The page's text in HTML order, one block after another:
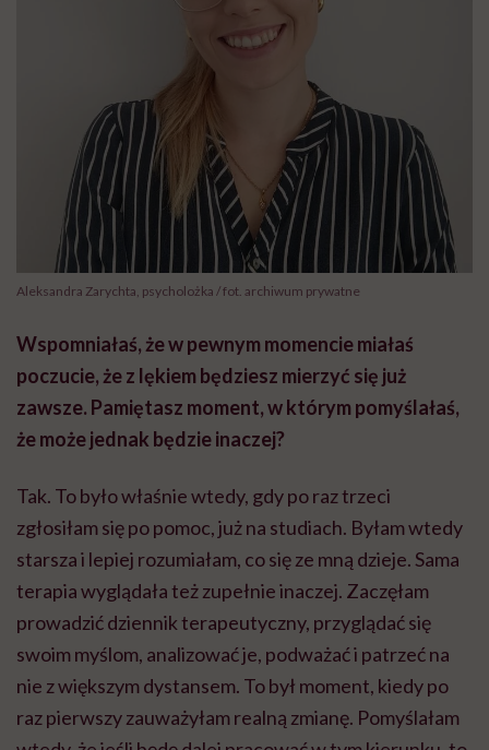
Aleksandra Zarychta, psycholożka / fot. archiwum prywatne
Wspomniałaś, że w pewnym momencie miałaś
poczucie, że z lękiem będziesz mierzyć się już
zawsze. Pamiętasz moment, w którym pomyślałaś,
że może jednak będzie inaczej?
Tak. To było właśnie wtedy, gdy po raz trzeci
zgłosiłam się po pomoc, już na studiach. Byłam wtedy
starsza i lepiej rozumiałam, co się ze mną dzieje. Sama
terapia wyglądała też zupełnie inaczej. Zaczęłam
prowadzić dziennik terapeutyczny, przyglądać się
swoim myślom, analizować je, podważać i patrzeć na
nie z większym dystansem. To był moment, kiedy po
raz pierwszy zauważyłam realną zmianę. Pomyślałam